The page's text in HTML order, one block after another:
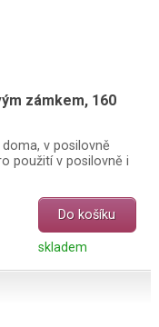
zámkem, 160
v posilovně
použití v posilovně i
Do košíku
skladem